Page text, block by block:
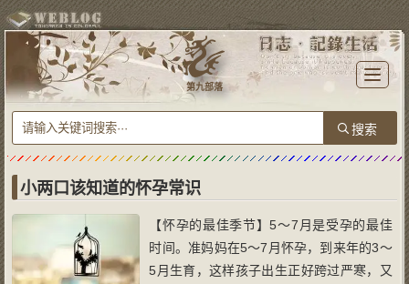
T
o
l
e
n
i
n
第九部落
小两口该知道的怀孕常识
【怀孕的最佳季节】5～7月是受孕的最佳
时间。准妈妈在5～7月怀孕，到来年的3～
5月生育，这样孩子出生正好跨过严寒，又